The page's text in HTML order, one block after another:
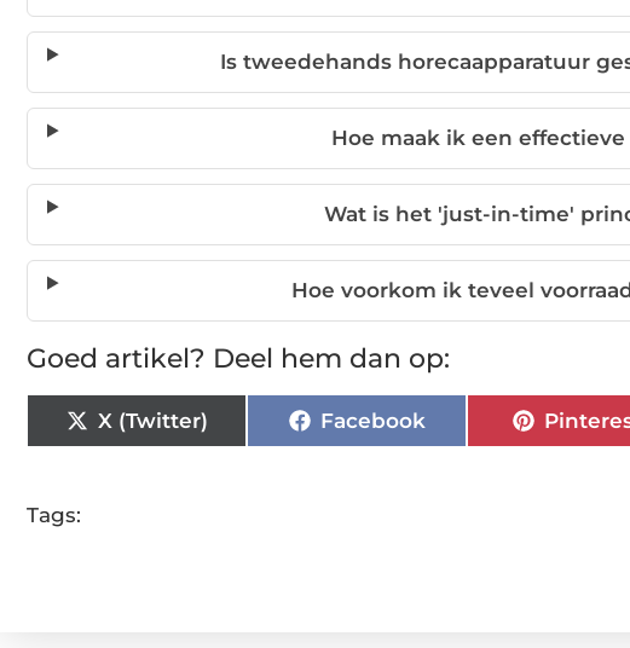
Is tweedehands horecaapparatuur
Hoe maak ik een
Wat is het 'just-in-time'
Hoe voorkom ik teveel
Goed artikel? Deel hem dan op:
X (Twitter) Facebook
Tags: